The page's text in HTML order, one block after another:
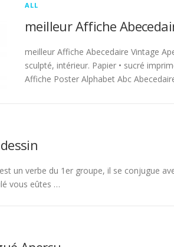
ALL
meilleur Affiche
meilleur Affiche Abecedaire Vintage
sculpté, intérieur. Papier • sucré
Affiche Poster Alphabet Abc
un verbe du 1er groupe, il se conjugue
vous eûtes …